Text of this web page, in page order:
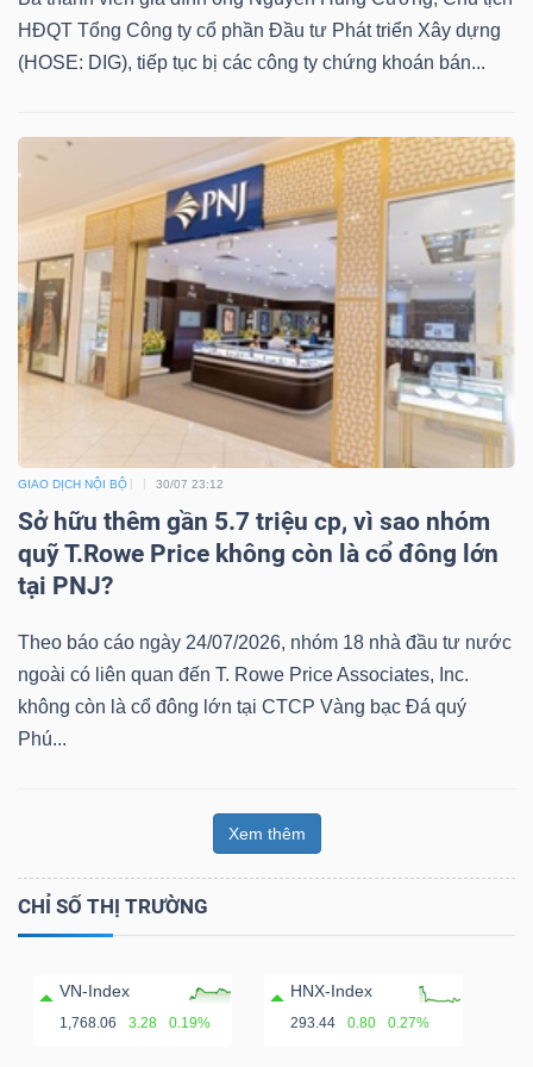
HĐQT Tổng Công ty cổ phần Đầu tư Phát triển Xây dựng
(HOSE: DIG), tiếp tục bị các công ty chứng khoán bán...
GIAO DỊCH NỘI BỘ 30/07 23:12
Sở hữu thêm gần 5.7 triệu cp, vì sao nhóm
quỹ T.Rowe Price không còn là cổ đông lớn
tại PNJ?
Theo báo cáo ngày 24/07/2026, nhóm 18 nhà đầu tư nước
ngoài có liên quan đến T. Rowe Price Associates, Inc.
không còn là cổ đông lớn tại CTCP Vàng bạc Đá quý
Phú...
Xem thêm
CHỈ SỐ THỊ TRƯỜNG
VN-Index
1,768.06 3.28 0.19%
HNX-Index
293.44 0.80 0.27%
Công
Truyền
chính
Dữ
liệu
tài
chính